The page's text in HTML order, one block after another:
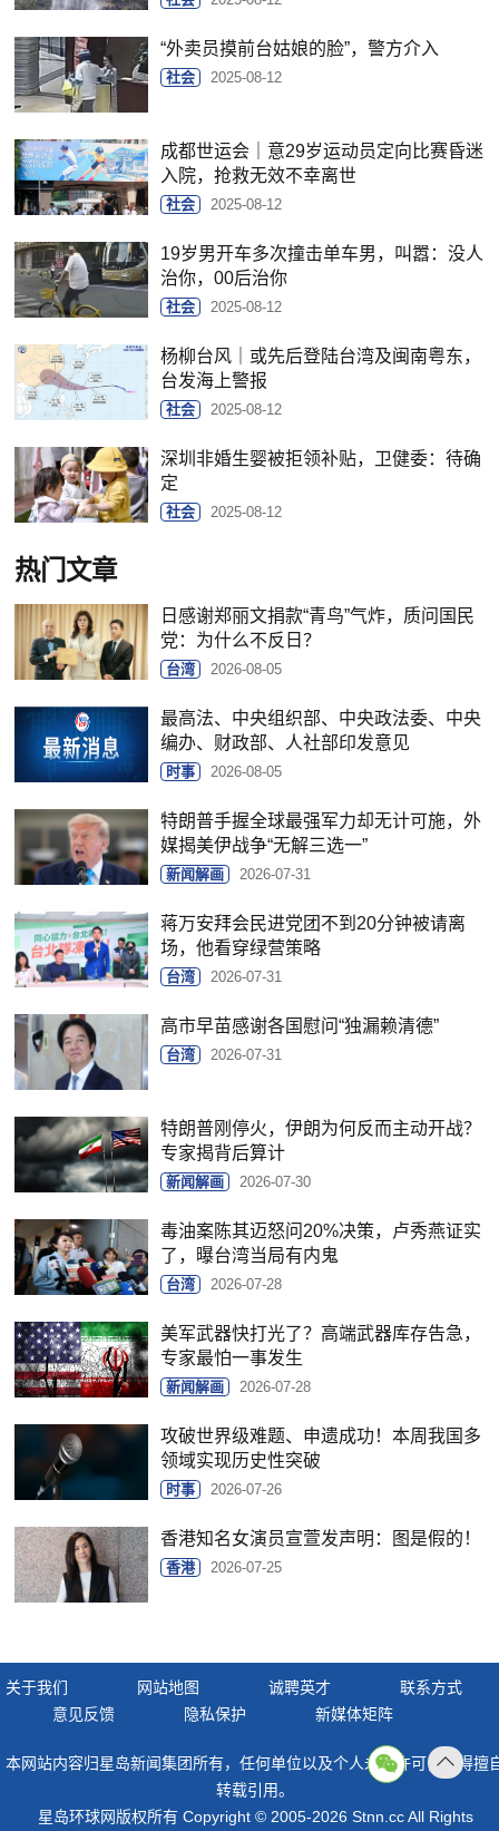
“外卖员摸前台姑娘的脸”，警方介入
社会 2025-08-12
成都世运会｜意29岁运动员定向比赛昏迷
入院，抢救无效不幸离世
社会 2025-08-12
19岁男开车多次撞击单车男，叫嚣：没人
治你，00后治你
社会 2025-08-12
杨柳台风｜或先后登陆台湾及闽南粤东，
台发海上警报
社会 2025-08-12
深圳非婚生婴被拒领补贴，卫健委：待确
定
社会 2025-08-12
热门文章
日感谢郑丽文捐款“青鸟”气炸，质问国民
党：为什么不反日？
台湾 2026-08-05
最高法、中央组织部、中央政法委、中央
编办、财政部、人社部印发意见
时事 2026-08-05
特朗普手握全球最强军力却无计可施，外
媒揭美伊战争“无解三选一”
新闻解画 2026-07-31
蒋万安拜会民进党团不到20分钟被请离
场，他看穿绿营策略
台湾 2026-07-31
高市早苗感谢各国慰问“独漏赖清德”
台湾 2026-07-31
特朗普刚停火，伊朗为何反而主动开战？
专家揭背后算计
新闻解画 2026-07-30
毒油案陈其迈怒问20%决策，卢秀燕证实
了，曝台湾当局有内鬼
台湾 2026-07-28
美军武器快打光了？高端武器库存告急，
专家最怕一事发生
新闻解画 2026-07-28
攻破世界级难题、申遗成功！本周我国多
领域实现历史性突破
时事 2026-07-26
香港知名女演员宣萱发声明：图是假的！
香港 2026-07-25
关于我们 网站地图 诚聘英才
联系方式
意见反馈
隐私保护 新媒体矩阵
本网站内容归星岛新闻集团所有，任何单位以及个人未经许可，不得擅
转载引用。
星岛环球网版权所有 Copyright © 2005-2026 Stnn.cc All Rights
顶部